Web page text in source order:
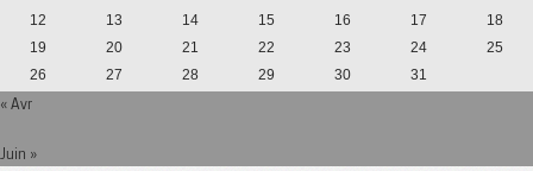
12
13 14 15 16 17
18
19
20 21 22 23 24
25
26
27 28 29 30 31
« Avr
Juin »